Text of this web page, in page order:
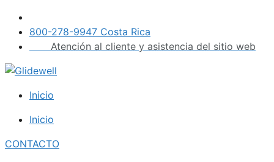
Saltar
contenido
800-278-9947 Costa Rica
Atención al cliente y asistencia del sitio web
Inicio
Inicio
CONTACTO